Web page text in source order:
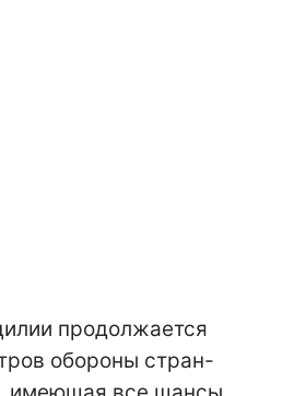
продолжается
обороны стран-